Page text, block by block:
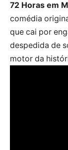
72 Horas em
comédia
que cai por
despedida de
motor da